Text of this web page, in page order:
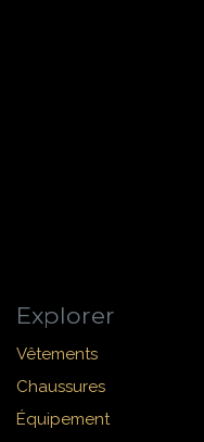
Explorer
Vêtements
Chaussures
Équipement